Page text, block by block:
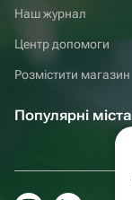
Наш журнал
Центр допомоги
Розмістити магазин
Популярні міста